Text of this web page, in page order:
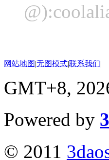
网站地图|无图模式|联系我们|
GMT+8,
Powered by
© 2011